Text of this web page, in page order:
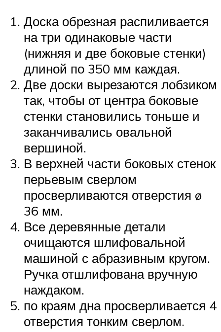
Доска обрезная распиливается
на три одинаковые части
(нижняя и две боковые стенки)
длиной по 350 мм каждая.
Две доски вырезаются лобзиком
так, чтобы от центра боковые
стенки становились тоньше и
заканчивались овальной
вершиной.
В верхней части боковых стенок
перьевым сверлом
просверливаются отверстия ø
36 мм.
Все деревянные детали
очищаются шлифовальной
машиной с абразивным кругом.
Ручка отшлифована вручную
наждаком.
по краям дна просверливается 4
отверстия тонким сверлом.